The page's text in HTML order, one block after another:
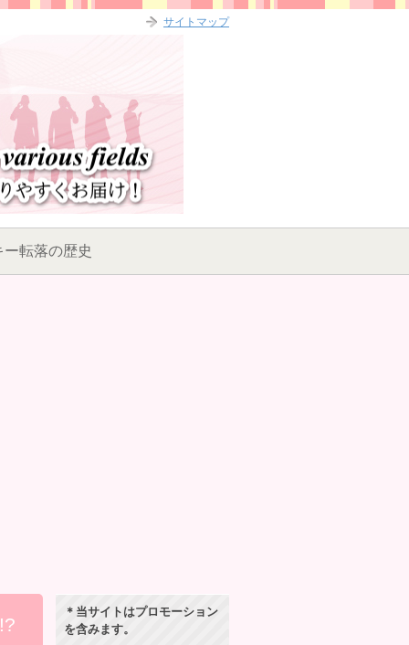
転落の歴史
＊当サイトはプロモーション
を含みます。
サイトマップ